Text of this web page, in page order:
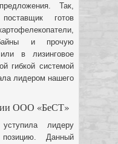
Так,
готов
и прочую
в лизинговое
гибкой системой
лидером нашего
ООО «БеСТ»
лидеру
Данный